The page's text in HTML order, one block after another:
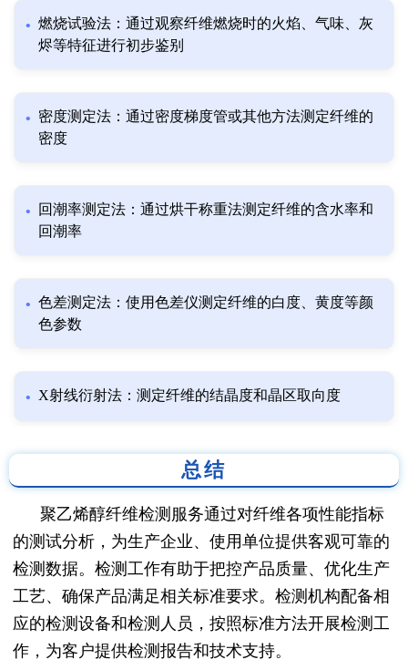
燃烧试验法：通过观察纤维燃烧时的火焰、气味、灰
烬等特征进行初步鉴别
密度测定法：通过密度梯度管或其他方法测定纤维的
密度
回潮率测定法：通过烘干称重法测定纤维的含水率和
回潮率
色差测定法：使用色差仪测定纤维的白度、黄度等颜
色参数
X射线衍射法：测定纤维的结晶度和晶区取向度
总结
聚乙烯醇纤维检测服务通过对纤维各项性能指标
的测试分析，为生产企业、使用单位提供客观可靠的
检测数据。检测工作有助于把控产品质量、优化生产
工艺、确保产品满足相关标准要求。检测机构配备相
应的检测设备和检测人员，按照标准方法开展检测工
作，为客户提供检测报告和技术支持。